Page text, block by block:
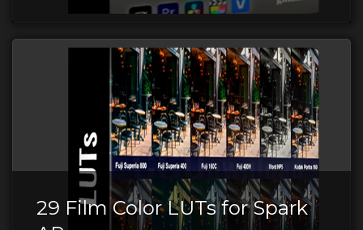
29 Film Color LUTs for Spark